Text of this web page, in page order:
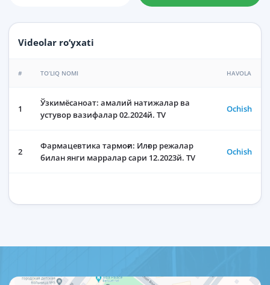
Videolar ro‘yxati
# TO‘LIQ NOMI HAVOLA
1
Ўзкимёсаноат: амалий натижалар ва
устувор вазифалар 02.2024й. TV
Ochish
2
Фармацевтика тармоғи: Илғор режалар
билан янги марралар сари 12.2023й. ТV
Ochish